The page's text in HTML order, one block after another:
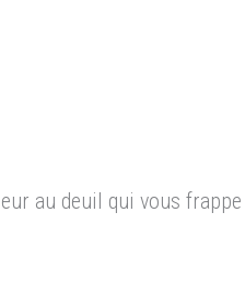
au deuil qui vous